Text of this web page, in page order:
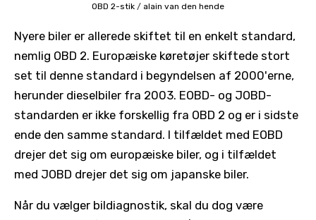
OBD 2-stik / alain van den hende
Nyere biler er allerede skiftet til en enkelt standard,
nemlig OBD 2. Europæiske køretøjer skiftede stort
set til denne standard i begyndelsen af 2000'erne,
herunder dieselbiler fra 2003. EOBD- og JOBD-
standarden er ikke forskellig fra OBD 2 og er i sidste
ende den samme standard. I tilfældet med EOBD
drejer det sig om europæiske biler, og i tilfældet
med JOBD drejer det sig om japanske biler.
Når du vælger bildiagnostik, skal du dog være